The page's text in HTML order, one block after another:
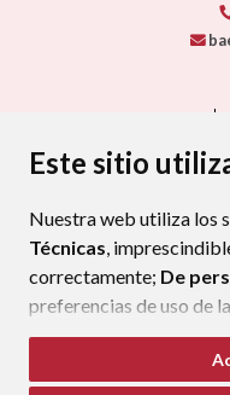
Este sitio
Nuestra web utiliza los
Técnicas,
correctamente; De
preferencias de uso de
funcionamiento de la
Si acepta pulsando el
PROTECCIÓN